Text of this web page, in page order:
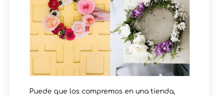
Puede que los compremos en una tienda,